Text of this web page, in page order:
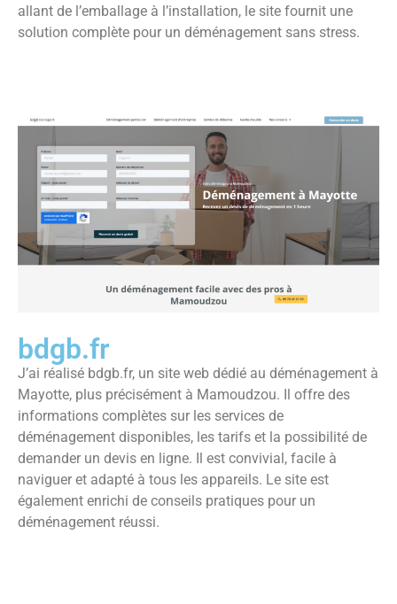
allant de l’emballage à l’installation, le site fournit une
solution complète pour un déménagement sans stress.
bdgb.fr
J’ai réalisé bdgb.fr, un site web dédié au déménagement à
Mayotte, plus précisément à Mamoudzou. Il offre des
informations complètes sur les services de
déménagement disponibles, les tarifs et la possibilité de
demander un devis en ligne. Il est convivial, facile à
naviguer et adapté à tous les appareils. Le site est
également enrichi de conseils pratiques pour un
déménagement réussi.